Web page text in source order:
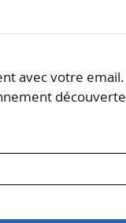
avec votre email.
découverte